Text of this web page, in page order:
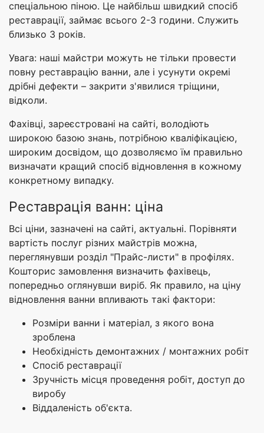
спеціальною піною. Це найбільш швидкий спосіб
реставрації, займає всього 2-3 години. Служить
близько 3 років.
Увага: наші майстри можуть не тільки провести
повну реставрацію ванни, але і усунути окремі
дрібні дефекти – закрити з'явилися тріщини,
відколи.
Фахівці, зареєстровані на сайті, володіють
широкою базою знань, потрібною кваліфікацією,
широким досвідом, що дозволяємо їм правильно
визначати кращий спосіб відновлення в кожному
конкретному випадку.
Реставрація ванн: ціна
Всі ціни, зазначені на сайті, актуальні. Порівняти
вартість послуг різних майстрів можна,
переглянувши розділ "Прайс-листи" в профілях.
Кошторис замовлення визначить фахівець,
попередньо оглянувши виріб. Як правило, на ціну
відновлення ванни впливають такі фактори:
Розміри ванни і матеріал, з якого вона
зроблена
Необхідність демонтажних / монтажних робіт
Спосіб реставрації
Зручність місця проведення робіт, доступ до
виробу
Віддаленість об'єкта.